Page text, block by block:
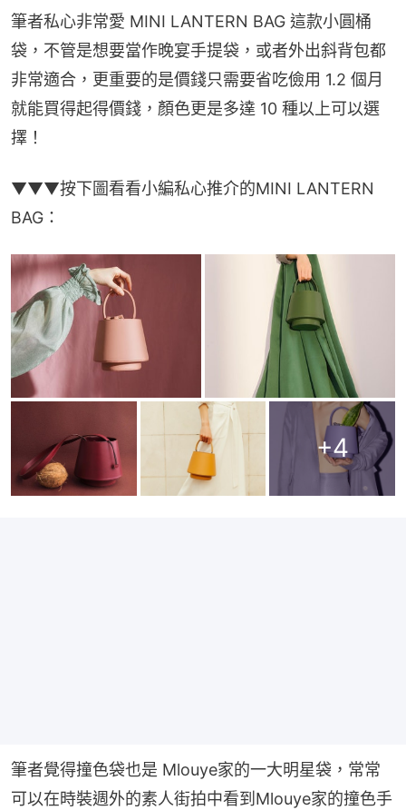
筆者私心非常愛 MINI LANTERN BAG 這款小圓桶
袋，不管是想要當作晚宴手提袋，或者外出斜背包都
非常適合，更重要的是價錢只需要省吃儉用 1.2 個月
就能買得起得價錢，顏色更是多達 10 種以上可以選
擇！
▼▼▼按下圖看看小編私心推介的MINI LANTERN
BAG：
+4
筆者覺得撞色袋也是 Mlouye家的一大明星袋，常常
可以在時裝週外的素人街拍中看到Mlouye家的撞色手